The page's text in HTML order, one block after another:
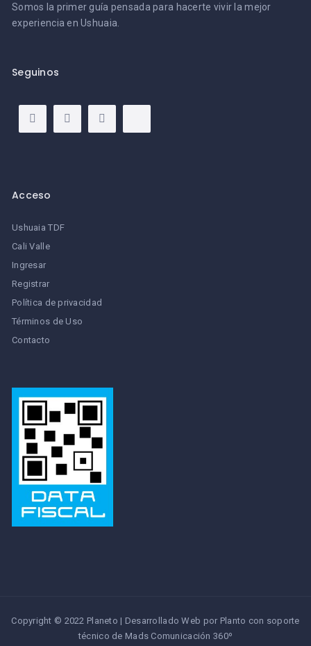
Somos la primer guía pensada para hacerte vivir la mejor
experiencia en Ushuaia.
Seguinos
Acceso
Ushuaia TDF
Cali Valle
Ingresar
Registrar
Política de privacidad
Términos de Uso
Contacto
Copyright © 2022 Planeto | Desarrollado Web por Planto con soporte
técnico de Mads Comunicación 360º